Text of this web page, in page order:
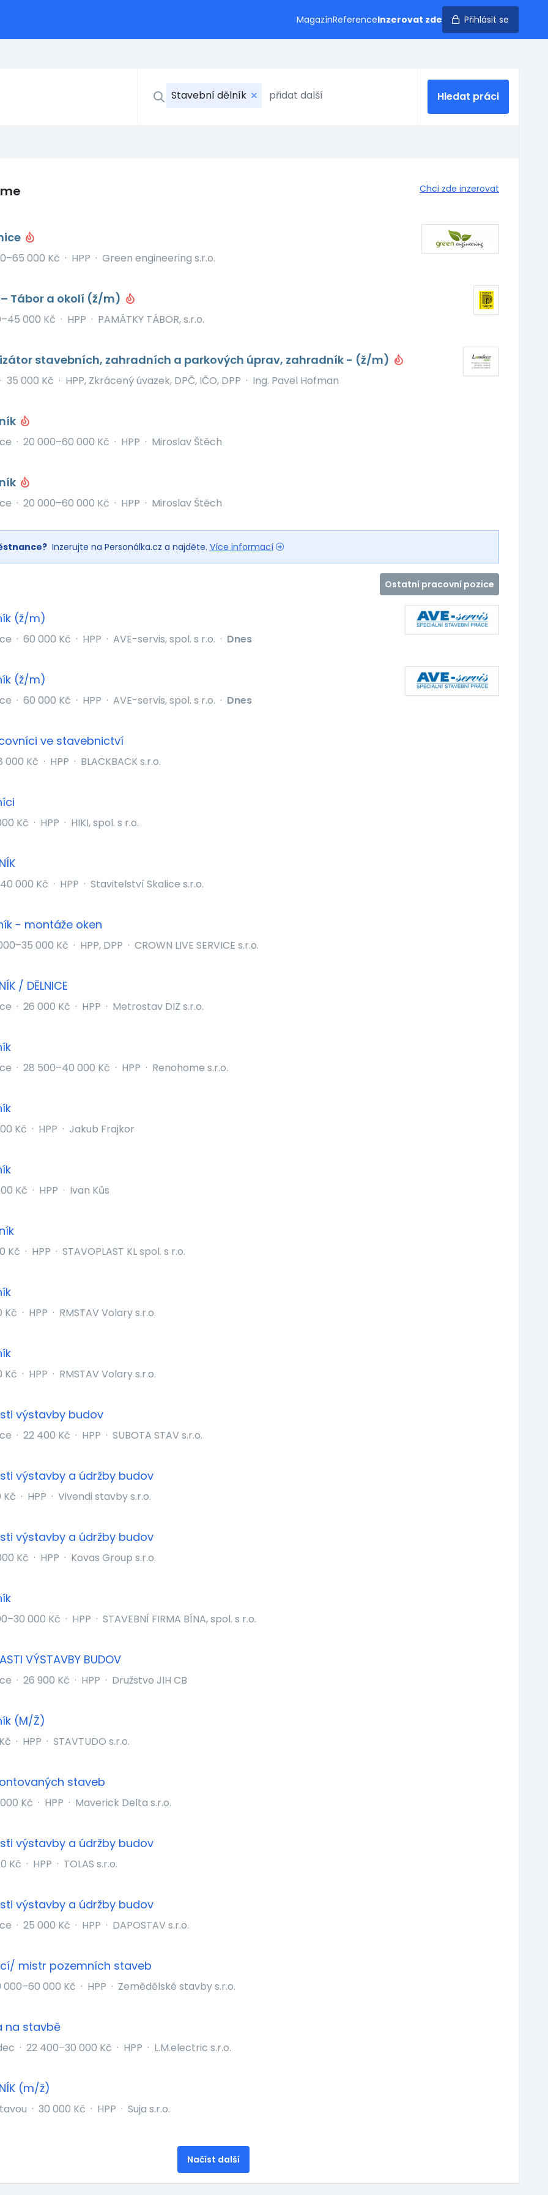
MagazínReferenceInzerovat zde Přihlásit se
Stavební dělník Hledat práci
Chci zde inzerovat
000 Kč · HPP · Green engineering s.r.o.
Tábor a okolí (ž/m)
000 Kč · HPP · PAMÁTKY TÁBOR, s.r.o.
stavebních, zahradních a parkových úprav, zahradník - (ž/m)
· 35 000 Kč · HPP, Zkrácený úvazek, DPČ, IČO, DPP · Ing. Pavel Hofman
· 20 000–60 000 Kč · HPP · Miroslav Štěch
· 20 000–60 000 Kč · HPP · Miroslav Štěch
Inzerujte na Personálka.cz a najděte. Více informací
Ostatní pracovní pozice
(ž/m)
· 60 000 Kč · HPP · AVE-servis, spol. s r.o. · Dnes
(ž/m)
· 60 000 Kč · HPP · AVE-servis, spol. s r.o. · Dnes
ve stavebnictví
000 Kč · HPP · BLACKBACK s.r.o.
Kč · HPP · HIKI, spol. s r.o.
40 000 Kč · HPP · Stavitelství Skalice s.r.o.
- montáže oken
000 Kč · HPP, DPP · CROWN LIVE SERVICE s.r.o.
/ DĚLNICE
· 26 000 Kč · HPP · Metrostav DIZ s.r.o.
· 28 500–40 000 Kč · HPP · Renohome s.r.o.
Kč · HPP · Jakub Frajkor
Kč · HPP · Ivan Kůs
Kč · HPP · STAVOPLAST KL spol. s r.o.
Kč · HPP · RMSTAV Volary s.r.o.
Kč · HPP · RMSTAV Volary s.r.o.
výstavby budov
· 22 400 Kč · HPP · SUBOTA STAV s.r.o.
výstavby a údržby budov
Kč · HPP · Vivendi stavby s.r.o.
výstavby a údržby budov
Kč · HPP · Kovas Group s.r.o.
000 Kč · HPP · STAVEBNÍ FIRMA BÍNA, spol. s r.o.
VÝSTAVBY BUDOV
· 26 900 Kč · HPP · Družstvo JIH CB
(M/Ž)
· HPP · STAVTUDO s.r.o.
staveb
Kč · HPP · Maverick Delta s.r.o.
výstavby a údržby budov
Kč · HPP · TOLAS s.r.o.
výstavby a údržby budov
· 25 000 Kč · HPP · DAPOSTAV s.r.o.
mistr pozemních staveb
000–60 000 Kč · HPP · Zemědělské stavby s.r.o.
na stavbě
· 22 400–30 000 Kč · HPP · L.M.electric s.r.o.
(m/ž)
· 30 000 Kč · HPP · Suja s.r.o.
Načíst další